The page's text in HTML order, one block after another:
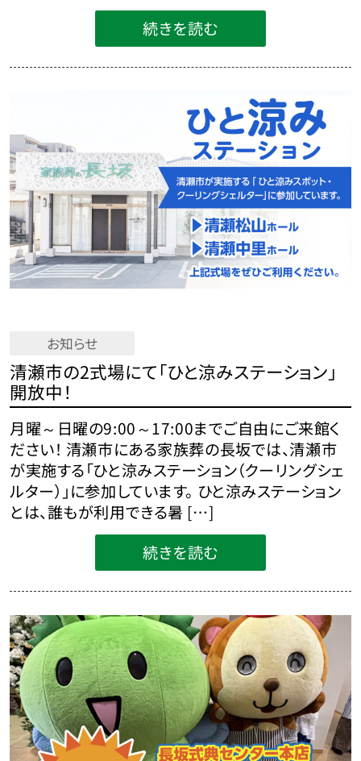
続きを読む
お知らせ
清瀬市の2式場にて「ひと涼みステーション」
開放中！
月曜～日曜の9:00～17:00までご自由にご来館く
ださい！ 清瀬市にある家族葬の長坂では、清瀬市
が実施する「ひと涼みステーション（クーリングシェ
ルター）」に参加しています。 ひと涼みステーション
とは、誰もが利用できる暑 […]
続きを読む